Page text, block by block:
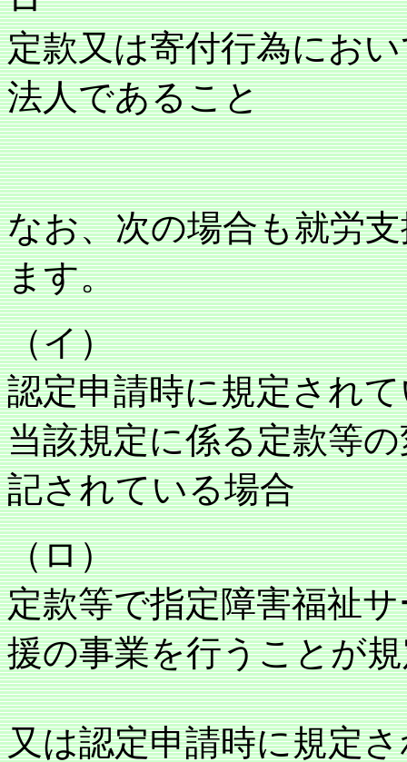
定款又は寄付行為にお
法人であること
なお、次の場合も就労
ます。
（イ）
認定申請時に規定され
当該規定に係る定款等
記されている場合
（ロ）
定款等で指定障害福祉
援の事業を行うことが
又は認定申請時に規定